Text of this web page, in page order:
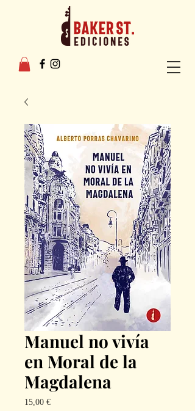
Manuel no vivía
en Moral de la
Magdalena
15,00 €Precio